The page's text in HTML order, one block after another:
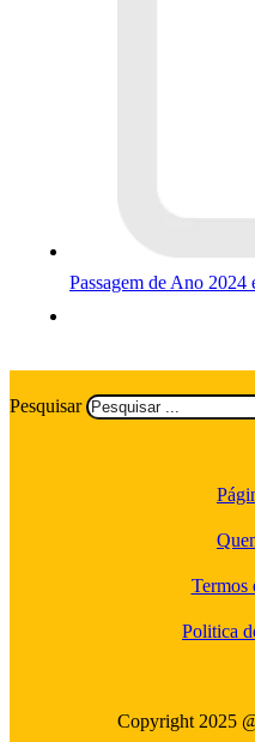
Passagem de Ano 2024
Pesquisar
Termos
Politica
Copyright 2025